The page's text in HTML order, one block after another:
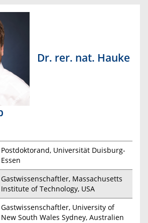
Dr. rer. nat. Hauke
Postdoktorand, Universität Duisburg-
Essen
Gastwissenschaftler, Massachusetts
Institute of Technology, USA
Gastwissenschaftler, University of
New South Wales Sydney, Australien